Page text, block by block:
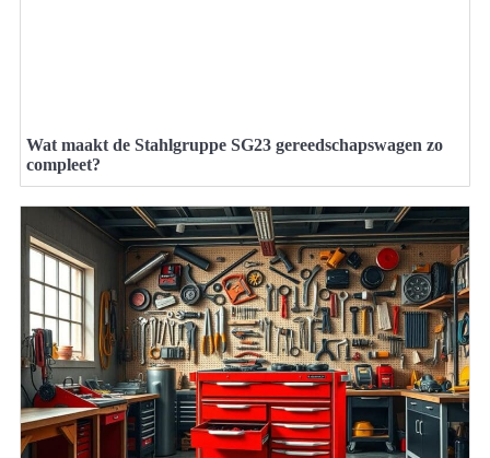
Wat maakt de Stahlgruppe SG23 gereedschapswagen zo
compleet?